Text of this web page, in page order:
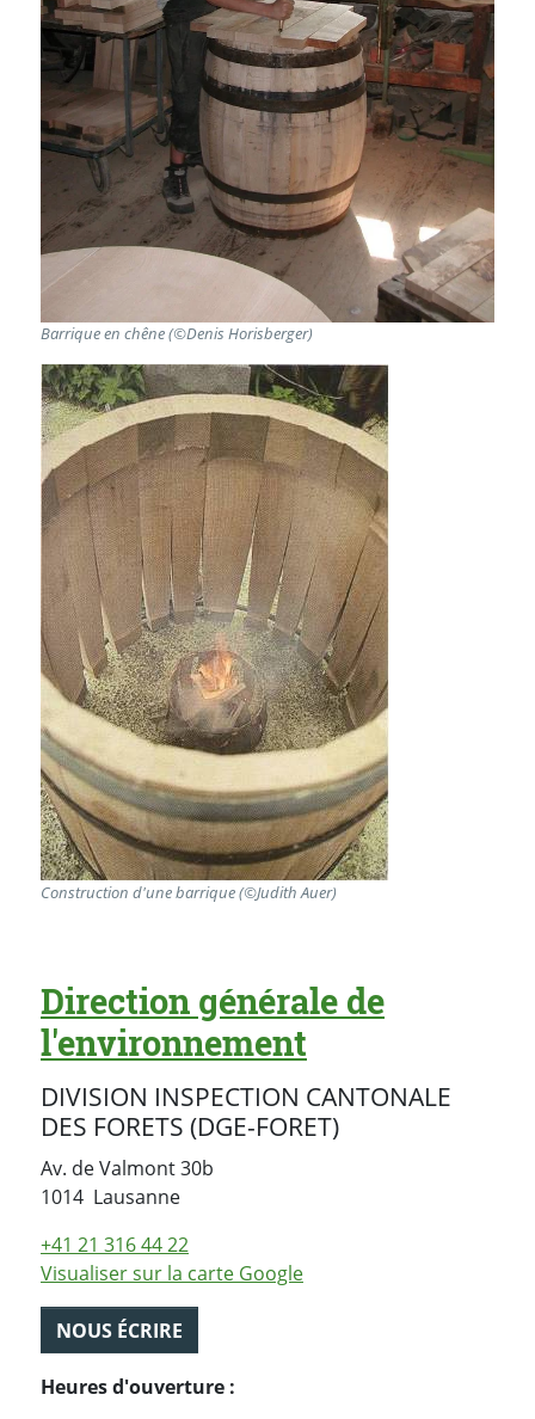
Barrique en chêne (©Denis Horisberger)
Construction d'une barrique (©Judith Auer)
Direction générale de
l'environnement
DIVISION INSPECTION CANTONALE
DES FORETS (DGE-FORET)
Av. de Valmont 30b
1014 LausanneSuisse
+41 21 316 44 22
Visualiser sur la carte Google
NOUS ÉCRIRE
Heures d'ouverture :